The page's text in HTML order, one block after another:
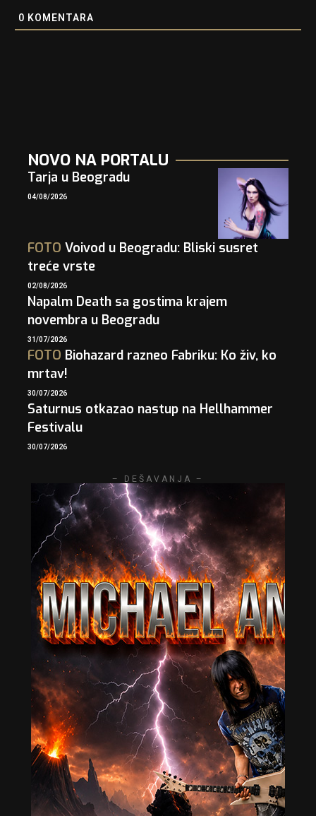
0 KOMENTARA
NOVO NA PORTALU
Tarja u Beogradu
04/08/2026
FOTO Voivod u Beogradu: Bliski susret
treće vrste
02/08/2026
Napalm Death sa gostima krajem
novembra u Beogradu
31/07/2026
FOTO Biohazard razneo Fabriku: Ko živ, ko
mrtav!
30/07/2026
Saturnus otkazao nastup na Hellhammer
Festivalu
30/07/2026
– DEŠAVANJA –